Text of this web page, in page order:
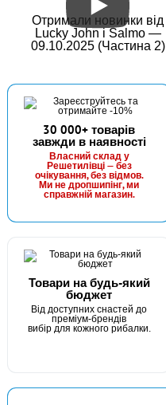
Отримали новинки від
Lucky John і Salmo —
09.10.2025 (Частина 2)
30 000+ товарів
завжди в наявності
Власний склад у
Решетилівці — без
очікування, без відмов.
Ми не дропшипінг, ми
справжній магазин.
Товари на будь-який
бюджет
Від доступних снастей до
преміум-брендів
вибір для кожного рибалки.